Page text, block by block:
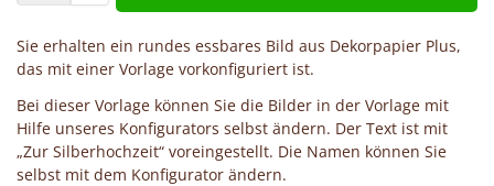
Sie erhalten ein rundes essbares Bild aus Dekorpapier Plus,
das mit einer Vorlage vorkonfiguriert ist.
Bei dieser Vorlage können Sie die Bilder in der Vorlage mit
Hilfe unseres Konfigurators selbst ändern. Der Text ist mit
„Zur Silberhochzeit“ voreingestellt. Die Namen können Sie
selbst mit dem Konfigurator ändern.